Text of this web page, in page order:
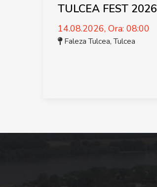
TULCEA FEST 2026
14.08.2026, Ora: 08:00
Faleza Tulcea,Tulcea